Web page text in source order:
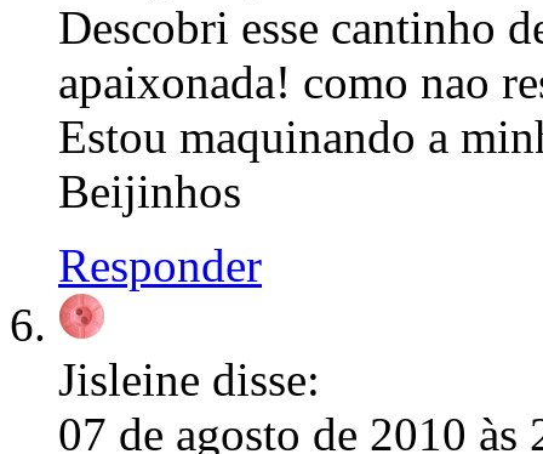
Descobri esse cantinho
apaixonada! como nao
Estou maquinando a
Beijinhos
Responder
Jisleine disse:
07 de agosto de 2010 às